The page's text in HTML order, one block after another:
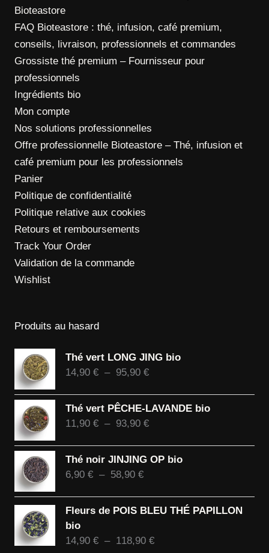
Bioteastore
FAQ Bioteastore : thé, infusion, café premium,
conseils, livraison, professionnels et commandes
Grossiste thé premium – Fournisseur pour
professionnels
Ingrédients bio
Mon compte
Nos solutions professionnelles
Offre professionnelle Bioteastore – Thé, infusion et
café premium pour les professionnels
Panier
Politique de confidentialité
Politique relative aux cookies
Retours et remboursements
Track Your Order
Validation de la commande
Wishlist
Produits au hasard
Thé vert LONG JING bio
14,90 € – 95,90 €Plage
prix :
95,90 €
Thé vert PÊCHE-LAVANDE bio
11,90 € – 93,90 €Plage
prix :
93,90 €
Thé noir JINJING OP bio
6,90 € – 58,90 €Plage
prix :
à
Fleurs de POIS BLEU THÉ PAPILLON
bio
14,90 € – 118,90 €Plage